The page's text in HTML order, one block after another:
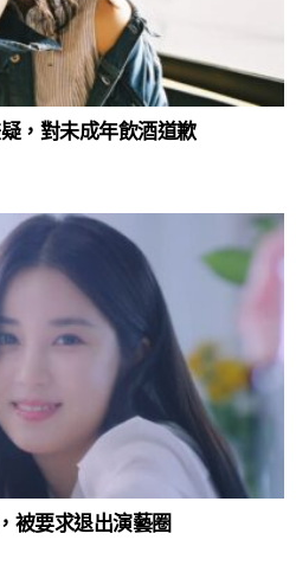
，對未成年飲酒道歉
被要求退出演藝圈